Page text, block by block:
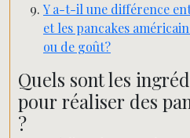
Y a-t-il une différence
et les pancakes
ou de goût?
Quels sont les
pour réaliser des
?